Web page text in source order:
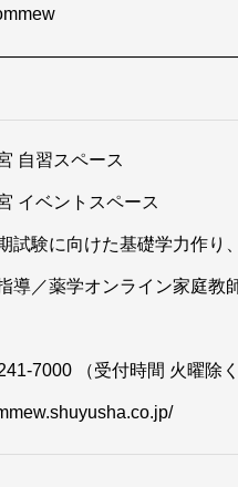
自習スペース
イベントスペース
試験に向けた基礎学力作り
導／薬学オンライン家庭教
7000 （受付時間 火曜除